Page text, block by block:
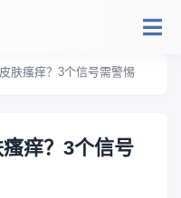
肤瘙痒？3个信号需警惕
痒？3个信号